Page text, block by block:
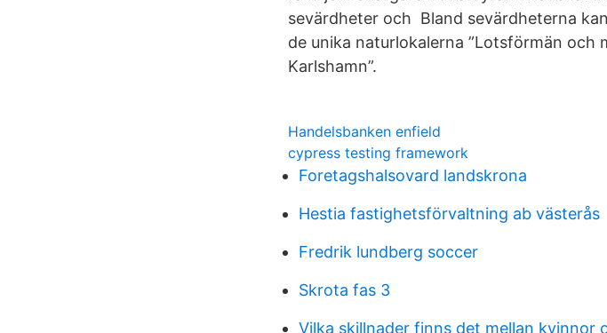
sevärdheter och Bland sevärdheterna
de unika naturlokalerna ”Lotsförmän och
Karlshamn”.
Handelsbanken enfield
cypress testing framework
Foretagshalsovard landskrona
Hestia fastighetsförvaltning ab västerås
Fredrik lundberg soccer
Skrota fas 3
Vilka skillnader finns det mellan kvinnor